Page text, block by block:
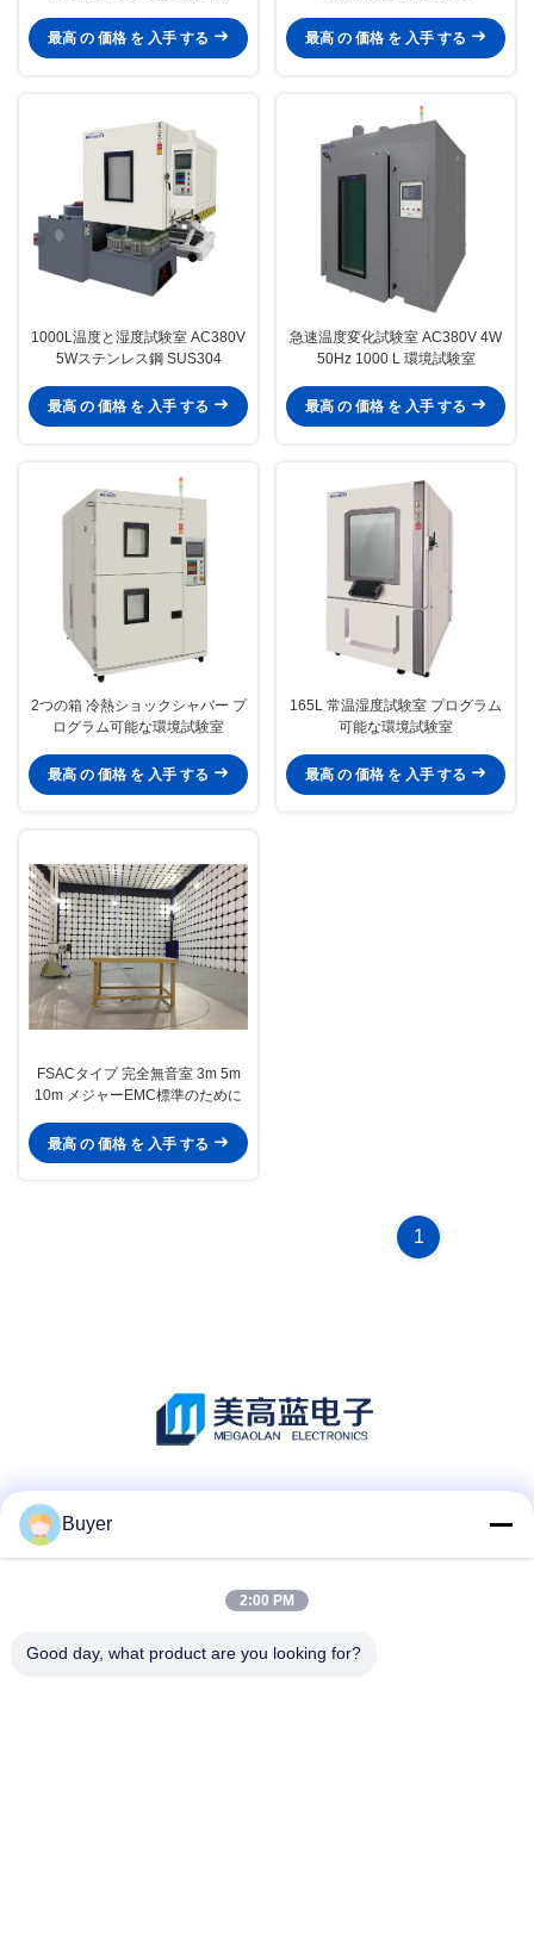
最高 の 価格 を 入手 する 最高 の 価格 を 入手 する
1000L温度と湿度試験室 AC380V
5Wステンレス鋼 SUS304
最高 の 価格 を 入手 する
急速温度変化試験室 AC380V 4W
50Hz 1000 L 環境試験室
最高 の 価格 を 入手 する
2つの箱 冷熱ショックシャバー プ
ログラム可能な環境試験室
最高 の 価格 を 入手 する
165L 常温湿度試験室 プログラム
可能な環境試験室
最高 の 価格 を 入手 する
FSACタイプ 完全無音室 3m 5m
10m メジャーEMC標準のために
最高 の 価格 を 入手 する
1
電話番号:
Buyer
2:00 PM
Good day, what product are you looking for?